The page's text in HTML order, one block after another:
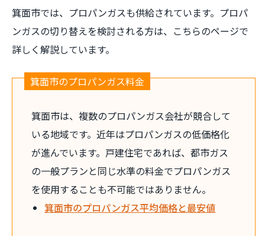
箕面市では、プロパンガスも供給されています。プロパ
ンガスの切り替えを検討される方は、こちらのページで
詳しく解説しています。
箕面市のプロパンガス料金
箕面市は、複数のプロパンガス会社が競合して
いる地域です。近年はプロパンガスの低価格化
が進んでいます。戸建住宅であれば、都市ガス
の一般プランと同じ水準の料金でプロパンガス
を使用することも不可能ではありません。
箕面市のプロパンガス平均価格と最安値